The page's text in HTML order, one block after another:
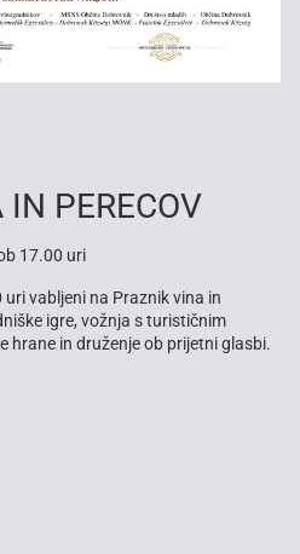
PERECOV
17.00 uri
vabljeni na Praznik vina in
igre, vožnja s turističnim
hrane in druženje ob prijetni glasbi.